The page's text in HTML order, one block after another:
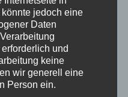
jedoch eine
Daten
und
keine
wir generell eine
Person ein.